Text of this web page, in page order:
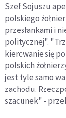
Szef Sojuszu
polskiego
przesłankami i
politycznej".
kierowanie się
polskich
jest tyle samo
zachodu.
szacunek" -